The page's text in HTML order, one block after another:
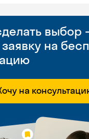
выбор
заявку на
на